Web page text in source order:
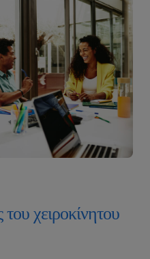
χειροκίνητου